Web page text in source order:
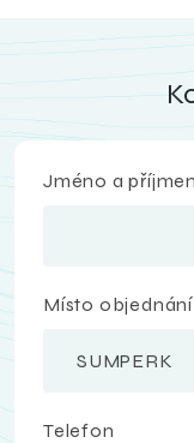
Jméno a
Místo objednání
Telefon